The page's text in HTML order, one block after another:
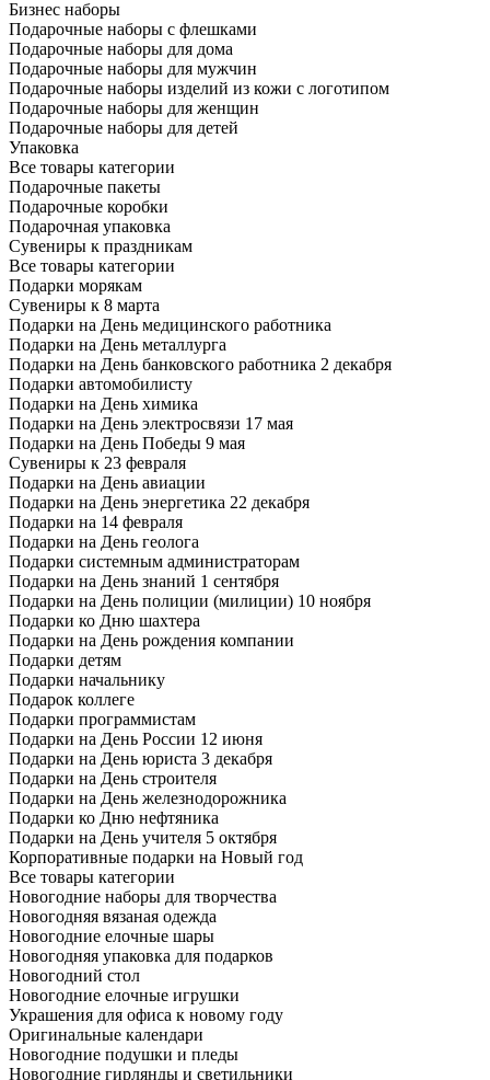
Бизнес наборы
Подарочные наборы с флешками
Подарочные наборы для дома
Подарочные наборы для мужчин
Подарочные наборы изделий из кожи с логотипом
Подарочные наборы для женщин
Подарочные наборы для детей
Упаковка
Все товары категории
Подарочные пакеты
Подарочные коробки
Подарочная упаковка
Сувениры к праздникам
Все товары категории
Подарки морякам
Сувениры к 8 марта
Подарки на День медицинского работника
Подарки на День металлурга
Подарки на День банковского работника 2 декабря
Подарки автомобилисту
Подарки на День химика
Подарки на День электросвязи 17 мая
Подарки на День Победы 9 мая
Сувениры к 23 февраля
Подарки на День авиации
Подарки на День энергетика 22 декабря
Подарки на 14 февраля
Подарки на День геолога
Подарки системным администраторам
Подарки на День знаний 1 сентября
Подарки на День полиции (милиции) 10 ноября
Подарки ко Дню шахтера
Подарки на День рождения компании
Подарки детям
Подарки начальнику
Подарок коллеге
Подарки программистам
Подарки на День России 12 июня
Подарки на День юриста 3 декабря
Подарки на День строителя
Подарки на День железнодорожника
Подарки ко Дню нефтяника
Подарки на День учителя 5 октября
Корпоративные подарки на Новый год
Все товары категории
Новогодние наборы для творчества
Новогодняя вязаная одежда
Новогодние елочные шары
Новогодняя упаковка для подарков
Новогодний стол
Новогодние елочные игрушки
Украшения для офиса к новому году
Оригинальные календари
Новогодние подушки и пледы
Новогодние гирлянды и светильники